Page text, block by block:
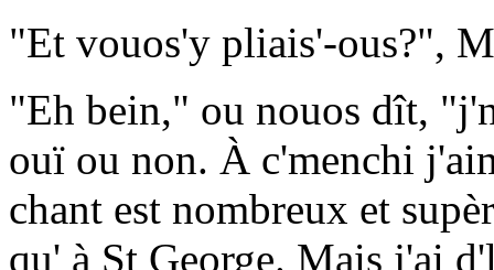
"Et vouos'y pliais'-ous?",
"Eh bein," ou nouos dît,
ouï ou non. À c'menchi
chant est nombreux et
qu' à St George. Mais j'ai